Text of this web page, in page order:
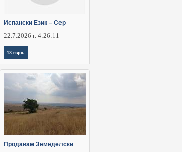
Испански Език – Сер
22.7.2026 г. 4:26:11
13 евро.
Продавам Земеделски